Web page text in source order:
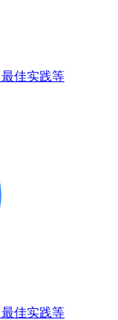
佳实践等
佳实践等